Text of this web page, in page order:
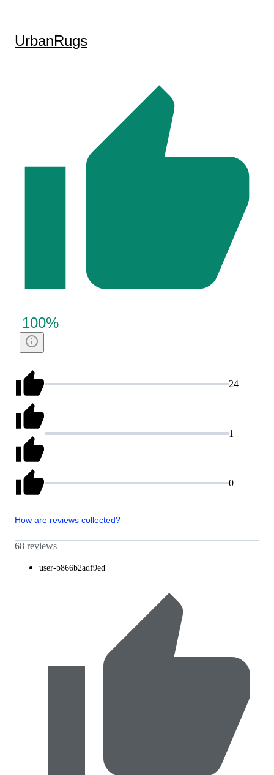
UrbanRugs
100%
24
1
0
How are reviews collected?
68 reviews
user-b866b2adf9ed